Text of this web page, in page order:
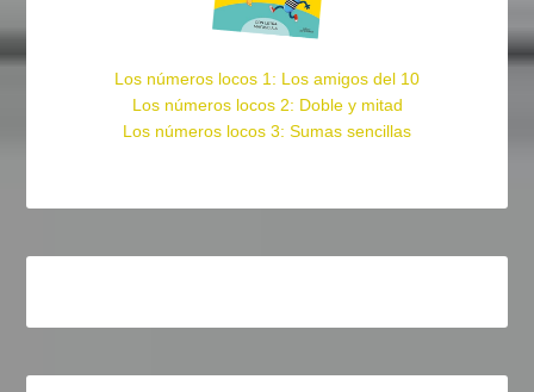
Los números locos 1: Los amigos del 10
Los números locos 2: Doble y mitad
Los números locos 3: Sumas sencillas